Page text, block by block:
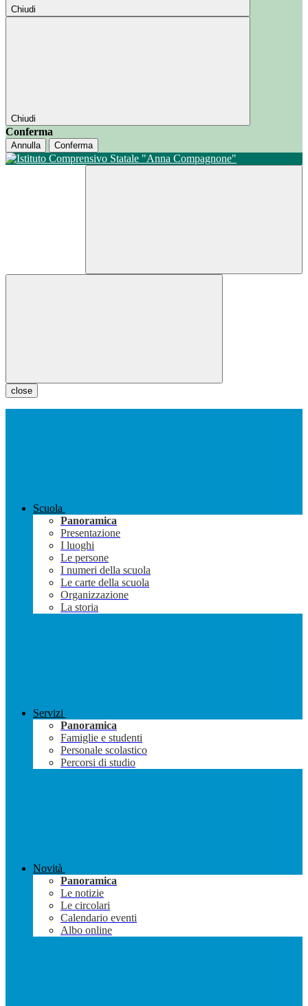
Chiudi
Chiudi
Conferma
Annulla Conferma
close
Scuola
Panoramica
Presentazione
I luoghi
Le persone
I numeri della scuola
Le carte della scuola
Organizzazione
La storia
Servizi
Panoramica
Famiglie e studenti
Personale scolastico
Percorsi di studio
Novità
Panoramica
Le notizie
Le circolari
Calendario eventi
Albo online